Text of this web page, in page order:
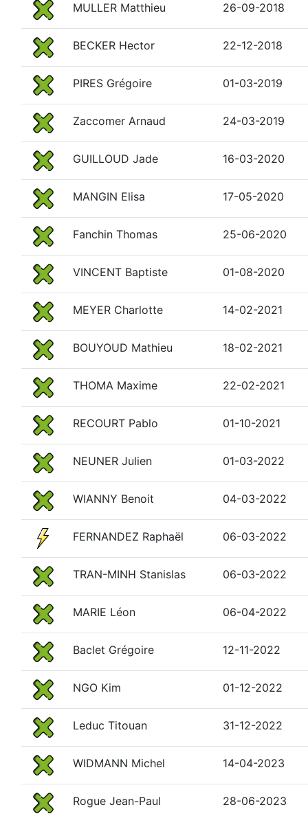
MULLER Matthieu 26-09-2018
BECKER Hector 22-12-2018
PIRES Grégoire 01-03-2019
Zaccomer Arnaud 24-03-2019
GUILLOUD Jade 16-03-2020
MANGIN Elisa 17-05-2020
Fanchin Thomas 25-06-2020
VINCENT Baptiste 01-08-2020
MEYER Charlotte 14-02-2021
BOUYOUD Mathieu 18-02-2021
THOMA Maxime 22-02-2021
RECOURT Pablo 01-10-2021
NEUNER Julien 01-03-2022
WIANNY Benoit 04-03-2022
FERNANDEZ Raphaël 06-03-2022
TRAN-MINH Stanislas 06-03-2022
MARIE Léon 06-04-2022
Baclet Grégoire 12-11-2022
NGO Kim 01-12-2022
Leduc Titouan 31-12-2022
WIDMANN Michel 14-04-2023
Rogue Jean-Paul 28-06-2023